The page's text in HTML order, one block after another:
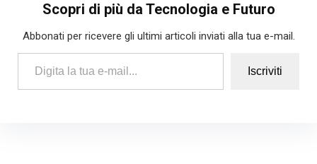
Scopri di più da Tecnologia e Futuro
Abbonati per ricevere gli ultimi articoli inviati alla tua e-mail.
Digita la tua e-mail...
Iscriviti